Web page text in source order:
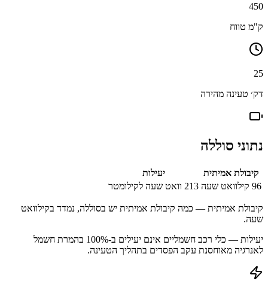
450
ק"מ טווח
25
דק׳ טעינה מהירה
נתוני סוללה
קיבולת אמיתית
יעילות
96 קילוואט שעה 213 וואט שעה לקילומטר
קיבולת אמיתית — כמה קיבולת אמיתית יש בסוללה, נמדד בקילוואט
שעה.
יעילות — כלי רכב חשמליים אינם יעילים ב-100% בהמרת חשמל
לאנרגיה מאוחסנת עקב הפסדים בתהליך הטעינה.